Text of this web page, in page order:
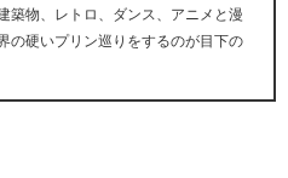
築物、レトロ、ダンス、アニメと漫
の硬いプリン巡りをするのが目下の